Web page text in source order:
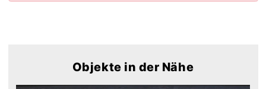
Objekte in der Nähe